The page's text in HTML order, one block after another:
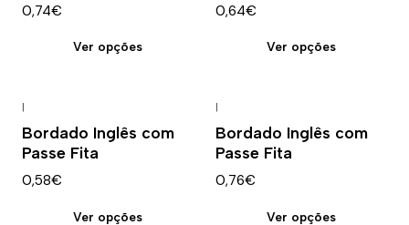
0,74€
Ver opções
0,64€
Ver opções
|
Bordado Inglês com
Passe Fita
0,58€
Ver opções
|
Bordado Inglês com
Passe Fita
0,76€
Ver opções